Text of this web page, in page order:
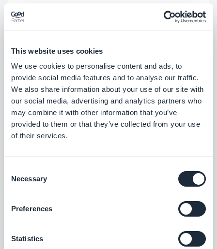
This website uses cookies
We use cookies to personalise content and ads, to
provide social media features and to analyse our traffic.
We also share information about your use of our site with
our social media, advertising and analytics partners who
may combine it with other information that you’ve
provided to them or that they’ve collected from your use
of their services.
Selection
Necessary
Preferences
Statistics
konnte, dass das Werbebanner die
PWA
Abschnitt Karte
In Listen, die die Split View-Vorlage
verwenden, wurde ein Problem
behoben, bei dem eine falsche
In Listen, die die Vorlage Visual Card
Rückmeldung, wenn der Benutzer ein